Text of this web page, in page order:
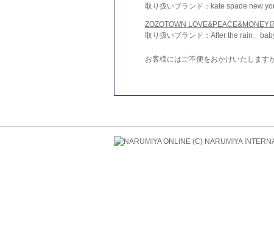
取り扱いブランド：kate spade new
ZOZOTOWN LOVE&PEACE&MONEY
取り扱いブランド：After the rain、
お客様にはご不便をおかけいたします